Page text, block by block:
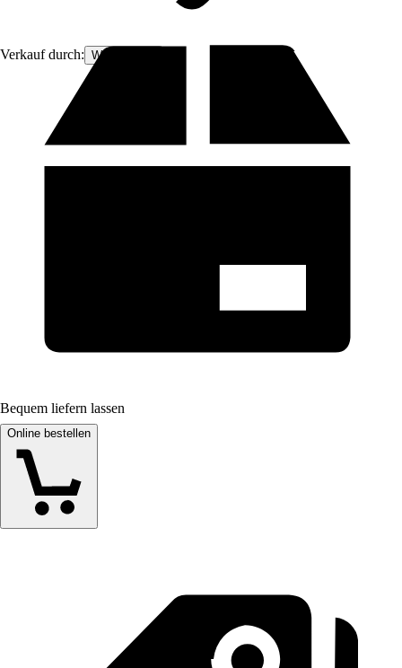
Verkauf durch: Woodsellers
Bequem liefern lassen
Online bestellen